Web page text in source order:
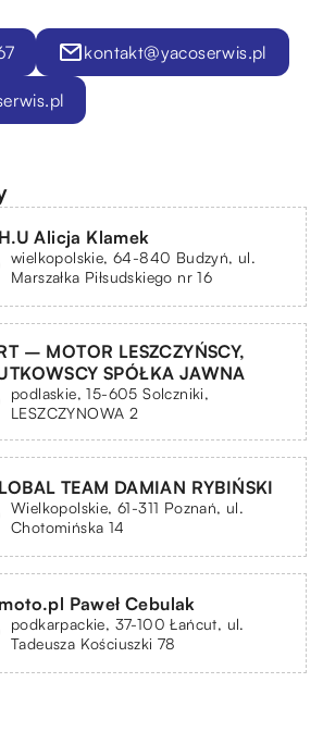
kontakt@yacoserwis.pl
Alicja Klamek
wielkopolskie, 64-840 Budzyń, ul.
Marszałka Piłsudskiego nr 16
– MOTOR LESZCZYŃSCY,
SPÓŁKA JAWNA
podlaskie, 15-605 Solczniki,
LESZCZYNOWA 2
TEAM DAMIAN RYBIŃSKI
Wielkopolskie, 61-311 Poznań, ul.
Chotomińska 14
Paweł Cebulak
podkarpackie, 37-100 Łańcut, ul.
Tadeusza Kościuszki 78